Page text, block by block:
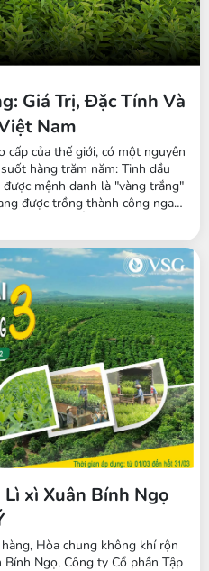
Giá Trị, Đặc Tính Và
Nam
cấp của thế giới, có một nguyên
hàng trăm năm: Tinh dầu
mệnh danh là "vàng trắng"
được trồng thành công ngay
học Santalum album) là cây
xì Xuân Bính Ngọ
Hòa chung không khí rộn
Ngọ, Công ty Cổ phần Tập